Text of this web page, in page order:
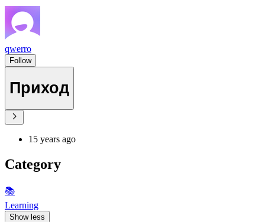
qwerro
Follow
Приход
15 years ago
Category
📚
Learning
Show less